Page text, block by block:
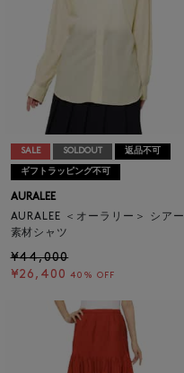
SALE SOLDOUT 返品不可
ギフトラッピング不可
AURALEE
AURALEE ＜オーラリー＞ シアー
素材シャツ
¥44,000
¥26,400 40% OFF